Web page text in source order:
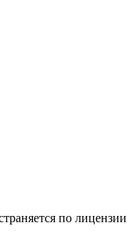
по лицензии